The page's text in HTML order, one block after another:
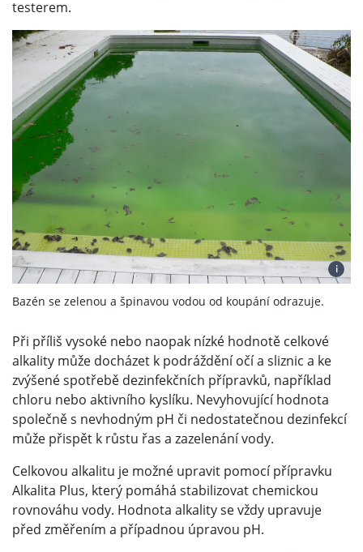
testerem.
i
Bazén se zelenou a špinavou vodou od koupání odrazuje.
Při příliš vysoké nebo naopak nízké hodnotě celkové
alkality může docházet k podráždění očí a sliznic a ke
zvýšené spotřebě dezinfekčních přípravků, například
chloru nebo aktivního kyslíku. Nevyhovující hodnota
společně s nevhodným pH či nedostatečnou dezinfekcí
může přispět k růstu řas a zazelenání vody.
Celkovou alkalitu je možné upravit pomocí přípravku
Alkalita Plus, který pomáhá stabilizovat chemickou
rovnováhu vody. Hodnota alkality se vždy upravuje
před změřením a případnou úpravou pH.